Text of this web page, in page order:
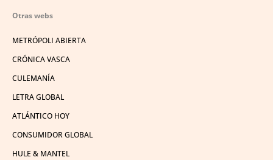
Otras webs
METRÓPOLI ABIERTA
CRÓNICA VASCA
CULEMANÍA
LETRA GLOBAL
ATLÁNTICO HOY
CONSUMIDOR GLOBAL
HULE & MANTEL